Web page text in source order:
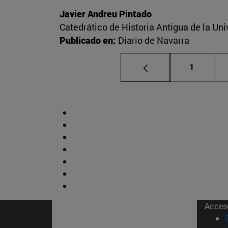
Javier Andreu Pintado
Catedrático de Historia Antigua de la
Publicado en: Diario de Navarra
Página
1